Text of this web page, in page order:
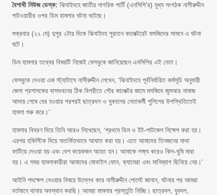
বৈশাখী নিউজ ডেস্ক: ঝিনাইদহে জাতীয় নাগরিক পার্টি (এনসিপি’র) মুখ্য সংগঠক নাসীরুদ্দীন
পাটওয়ারীর ওপর ডিম হামলার ঘটনা ঘটেছে।
শুক্রবার (২২ মে) দুপুর ২টার দিকে ঝিনাইদহ পুরাতন কালেক্টরেট মসজিদের সামনে এ ঘটনা
ঘটে।
ডিম হামলার তথ্যের বিষয়টি নিজেই ফেসবুকে জানিয়েছেন এনসিপির এই নেতা।
ফেসবুকে দেওয়া এক স্ট্যাটাসে নাসীরুদ্দীন লেখেন, ‘ঝিনাইদহে পূর্বনির্ধারিত কর্মসূচি অনুযায়ী
জেলা প্রশাসকের বাসভবনের ঠিক বিপরীতে পৌর কালেক্টর জামে মসজিদে জুমআর নামাজ
আদায় শেষে বের হওয়ার পরপরই ছাত্রদল ও যুবদলের নেতাকর্মী পুলিশের উপস্থিতিতেই
হামলা শুরু করে।’
হামলার বিবরণ দিয়ে তিনি আরও লিখেছেন, ‘প্রথমে ডিম ও ইট-পাটকেল নিক্ষেপ করা হয়।
এরপর হকিস্টিক দিয়ে অতর্কিতভাবে আঘাত করা হয়। এতে আমাদের তিনজনের মাথা
ফাটিয়ে দেওয়া হয় এবং বেশ কয়েকজন আহত হন। আমাকে লক্ষ্য করেও কিল-ঘুষি মারা
হয়। এ সময় হামলাকারীরা আমাদের মোবাইল ফোন, ক্যামেরা এবং মানিব্যাগ ছিনিয়ে নেয়।’
আইনি পদক্ষেপ নেওয়ার বিষয়ে উল্লেখ করে নাসীরুদ্দীন পোস্টে জানান, ঘটনার পর আমরা
বর্তমানে থানায় অবস্থান করছি। আমরা মামলার প্রস্তুতি নিচ্ছি। ছাত্রদল, যুবদল,